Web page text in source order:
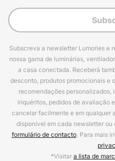
Subscreva a newsletter Lumories e
nossa gama de luminárias,
a casa conectada. Receberá
desconto, produtos promocionais e
recomendações personalizados,
inquéritos, pedidos de avaliação
cancelar facilmente e em qualquer
disponível em cada newsletter
formulário de contacto. Para mais
*Visitara lista de